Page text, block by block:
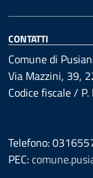
CONTATTI
Comune di
Via Mazzini, 39,
Codice fiscale /
Telefono:
PEC: